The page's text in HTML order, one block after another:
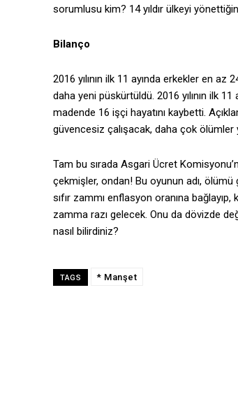
sorumlusu kim? 14 yıldır ülkeyi
Bilanço
2016 yılının ilk 11 ayında erkekler en
daha yeni püskürtüldü. 2016 yılının ilk
madende 16 işçi hayatını kaybetti.
güvencesiz çalışacak, daha çok ölümler
Tam bu sırada Asgari Ücret
çekmişler, ondan! Bu oyunun adı,
sıfır zammı enflasyon oranına
zamma razı gelecek. Onu da dövizde
nasıl bilirdiniz?
TAGS * Manşet